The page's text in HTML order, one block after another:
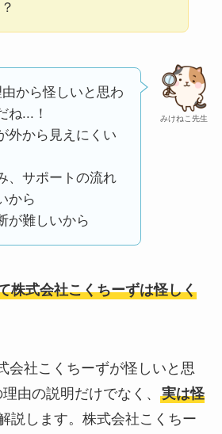
Temuは怪しい？口コ
ミ・評判が正直ヤバ
みけねこ先生
から怪しいと思わ
ね...！
外から見えにくい
、サポートの流れ
から
が難しいから
株式会社こくちーずは怪しく
会社こくちーずが怪しいと思
由の説明だけでなく、 実は怪
説します。株式会社こくちー